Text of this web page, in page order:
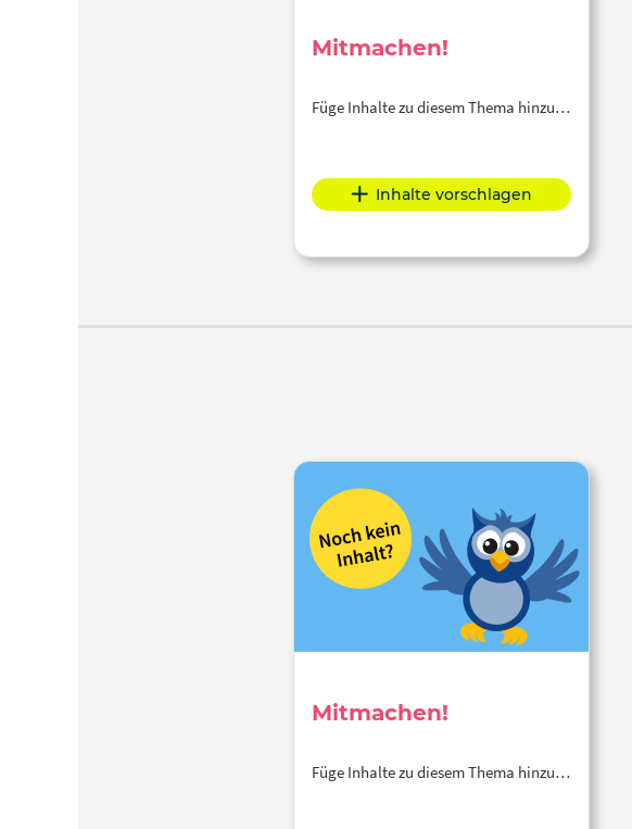
Mitmachen!
Füge Inhalte zu diesem Thema hinzu…
Inhalte vorschlagen
Mitmachen!
Füge Inhalte zu diesem Thema hinzu…